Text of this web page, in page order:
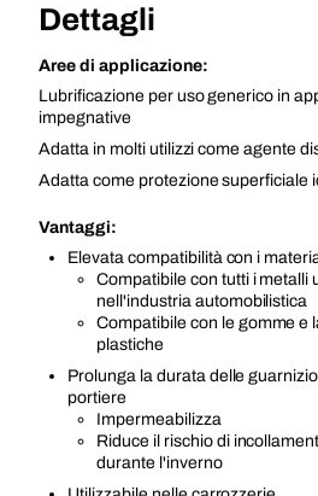
Dettagli
Aree di applicazione:
Lubrificazione per uso generico in
impegnative
Adatta in molti utilizzi come agente
Adatta come protezione superficiale
Vantaggi:
Elevata compatibilità con i
Compatibile con tutti i metalli
nell'industria automobilistica
Compatibile con le gomme e
plastiche
Prolunga la durata delle
portiere
Impermeabilizza
Riduce il rischio di
durante l'inverno